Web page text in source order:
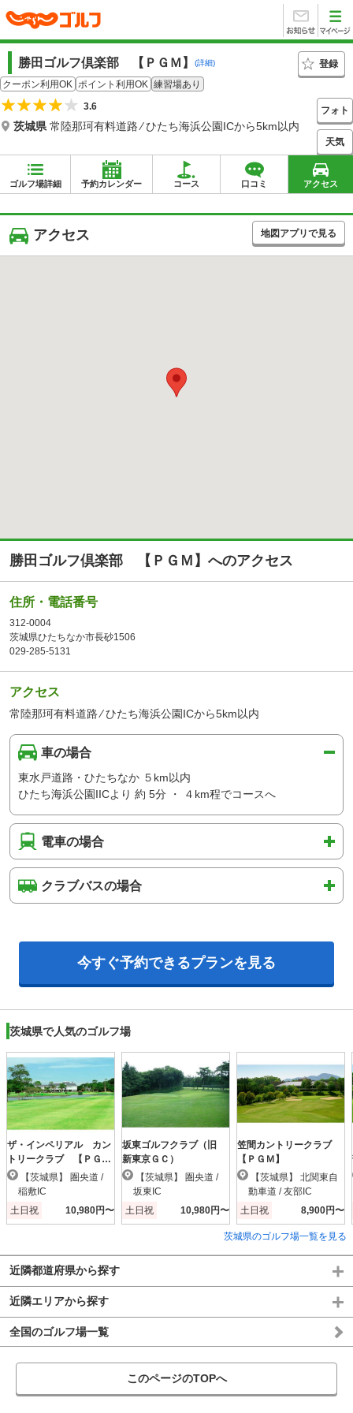
勝田ゴルフ倶楽部 【ＰＧＭ】 (詳細)
登録
クーポン利用OK ポイント利用OK 練習場あり
3.6
茨城県 常陸那珂有料道路 ⁄ ひたち海浜公園ICから5km以内
フォト
天気
ゴルフ場詳細 予約カレンダー コース 口コミ アクセス
アクセス 地図アプリで見る
勝田ゴルフ倶楽部 【ＰＧＭ】へのアクセス
住所・電話番号
312-0004
茨城県ひたちなか市長砂1506
029-285-5131
アクセス
常陸那珂有料道路 ⁄ ひたち海浜公園ICから5km以内
車の場合
東水戸道路・ひたちなか ５km以内
ひたち海浜公園IICより 約 5分 ・ ４km程でコースへ
電車の場合
クラブバスの場合
今すぐ予約できるプランを見る
茨城県で人気のゴルフ場
ザ・インペリアル カン
トリークラブ 【ＰＧ
Ｍ】
稲敷IC
土日祝
10,980円〜
坂東ゴルフクラブ（旧
新東京ＧＣ）
坂東IC
土日祝
10,980円〜
笠間カントリークラブ
【ＰＧＭ】
動車道 / 友部IC
土日祝
8,900円〜
茨城県のゴルフ場一覧を見る
近隣都道府県から探す
近隣エリアから探す
全国のゴルフ場一覧
このページのTOPへ